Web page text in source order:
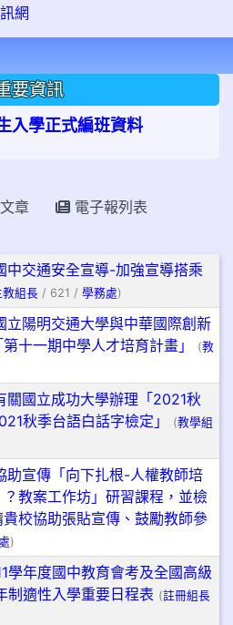
要資訊
入學正式編班資料
章 電子報列表
中交通安全宣導-加強宣導搭乘
教組長 / 621 / 學務處)
立陽明交通大學與中華國際創新
十一期中學人才培育計畫」
(教
關國立成功大學辦理「2021秋
秋季台語白話字檢定」
(教學組
助宣傳「向下扎根-人權教師培
教案工作坊」研習課程，並檢
校協助張貼宣傳、鼓勵教師參
)
學年度國中教育會考及全國高級
制適性入學重要日程表 (註冊組長